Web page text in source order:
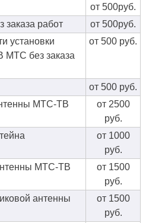
от 500руб.
заказа работ
от 500руб.
установки
МТС без заказа
от 500 руб.
от 500 руб.
МТС-ТВ
от 2500
руб.
от 1000
руб.
МТС-ТВ
от 1500
руб.
антенны
от 1500
руб.